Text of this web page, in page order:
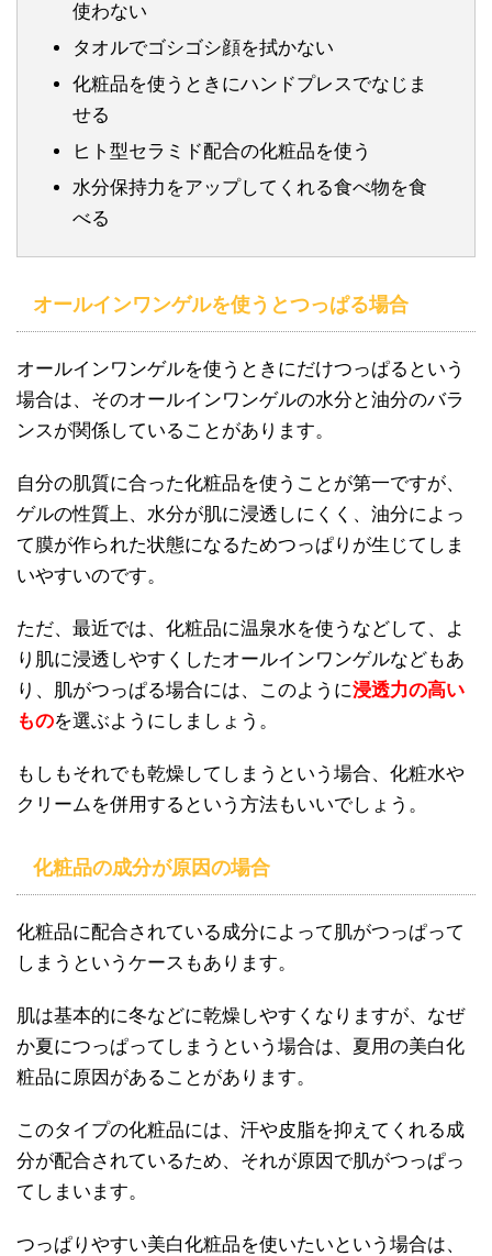
使わない
タオルでゴシゴシ顔を拭かない
化粧品を使うときにハンドプレスでなじま
せる
ヒト型セラミド配合の化粧品を使う
水分保持力をアップしてくれる食べ物を食
べる
オールインワンゲルを使うとつっぱる場合
オールインワンゲルを使うときにだけつっぱるという
場合は、そのオールインワンゲルの水分と油分のバラ
ンスが関係していることがあります。
自分の肌質に合った化粧品を使うことが第一ですが、
ゲルの性質上、水分が肌に浸透しにくく、油分によっ
て膜が作られた状態になるためつっぱりが生じてしま
いやすいのです。
ただ、最近では、化粧品に温泉水を使うなどして、よ
り肌に浸透しやすくしたオールインワンゲルなどもあ
り、肌がつっぱる場合には、このように浸透力の高い
ものを選ぶようにしましょう。
もしもそれでも乾燥してしまうという場合、化粧水や
クリームを併用するという方法もいいでしょう。
化粧品の成分が原因の場合
化粧品に配合されている成分によって肌がつっぱって
しまうというケースもあります。
肌は基本的に冬などに乾燥しやすくなりますが、なぜ
か夏につっぱってしまうという場合は、夏用の美白化
粧品に原因があることがあります。
このタイプの化粧品には、汗や皮脂を抑えてくれる成
分が配合されているため、それが原因で肌がつっぱっ
てしまいます。
つっぱりやすい美白化粧品を使いたいという場合は、